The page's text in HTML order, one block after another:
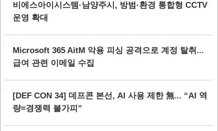
비에스아이시스템·남양주시, 방범·환경 통합형 CCTV
운영 확대
Microsoft 365 AitM 악용 피싱 공격으로 계정 탈취...
급여 관련 이메일 수집
[DEF CON 34] 데프콘 본선, AI 사용 제한 無... “AI 역
량=경쟁력 불가피”